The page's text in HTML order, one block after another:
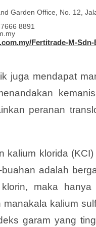
Garden Office, No. 12,
8891
Fertitrade-M-Sdn-
juga mendapat
peranan
kalium klorida
adalah
maka
kalium
garam yang